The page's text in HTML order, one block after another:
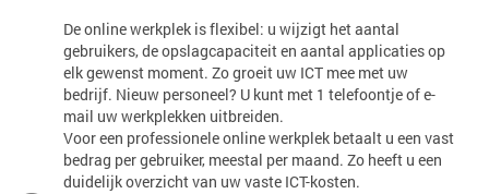
De online werkplek is flexibel: u wijzigt het aantal
gebruikers, de opslagcapaciteit en aantal applicaties op
elk gewenst moment. Zo groeit uw ICT mee met uw
bedrijf. Nieuw personeel? U kunt met 1 telefoontje of e-
mail uw werkplekken uitbreiden.
Voor een professionele online werkplek betaalt u een vast
bedrag per gebruiker, meestal per maand. Zo heeft u een
duidelijk overzicht van uw vaste ICT-kosten.